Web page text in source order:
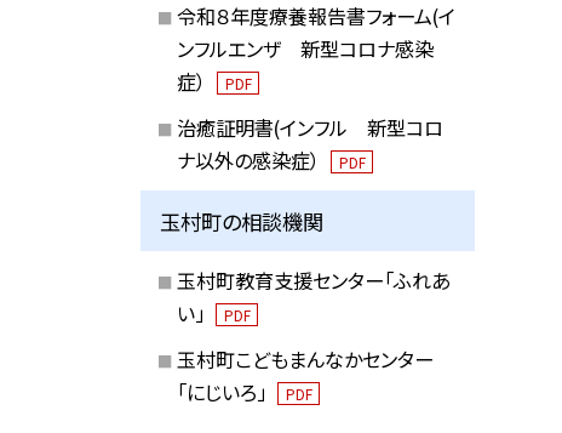
令和８年度療養報告書フォーム(イ
ンフルエンザ 新型コロナ感染
症）
PDF
治癒証明書(インフル 新型コロ
ナ以外の感染症）
PDF
玉村町の相談機関
玉村町教育支援センター「ふれあ
い」
PDF
玉村町こどもまんなかセンター
「にじいろ」
PDF